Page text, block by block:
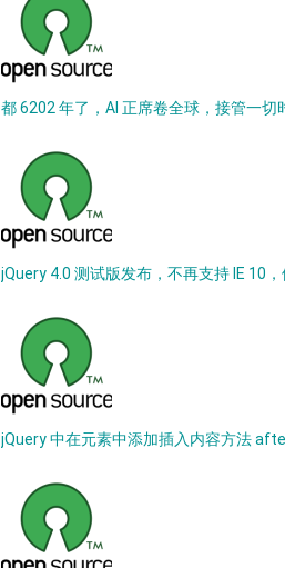
都 6202 年了，AI 正席卷全球，接管一切
jQuery 4.0 测试版发布，不再支持 IE 10
jQuery 中在元素中添加插入内容方法